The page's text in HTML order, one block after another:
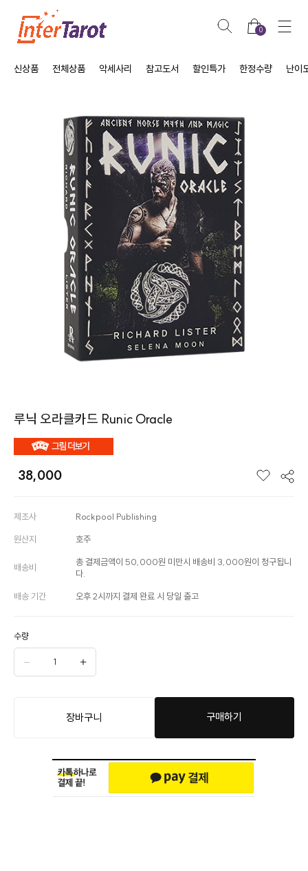
0
신상품 전체상품 악세사리 참고도서 할인특가 한정수량 난이
루닉 오라클카드 Runic Oracle
38,000
제조사 Rockpool Publishing
원산지 호주
배송비
총 결제금액이 50,000원 미만시 배송비 3,000원이 청구됩니
다.
배송 기간 오후 2시까지 결제 완료 시 당일 출고
수량
장바구니 구매하기